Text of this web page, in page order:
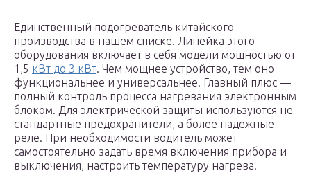
Единственный подогреватель китайского
производства в нашем списке. Линейка этого
оборудования включает в себя модели мощностью от
1,5 кВт до 3 кВт. Чем мощнее устройство, тем оно
функциональнее и универсальнее. Главный плюс —
полный контроль процесса нагревания электронным
блоком. Для электрической защиты используются не
стандартные предохранители, а более надежные
реле. При необходимости водитель может
самостоятельно задать время включения прибора и
выключения, настроить температуру нагрева.